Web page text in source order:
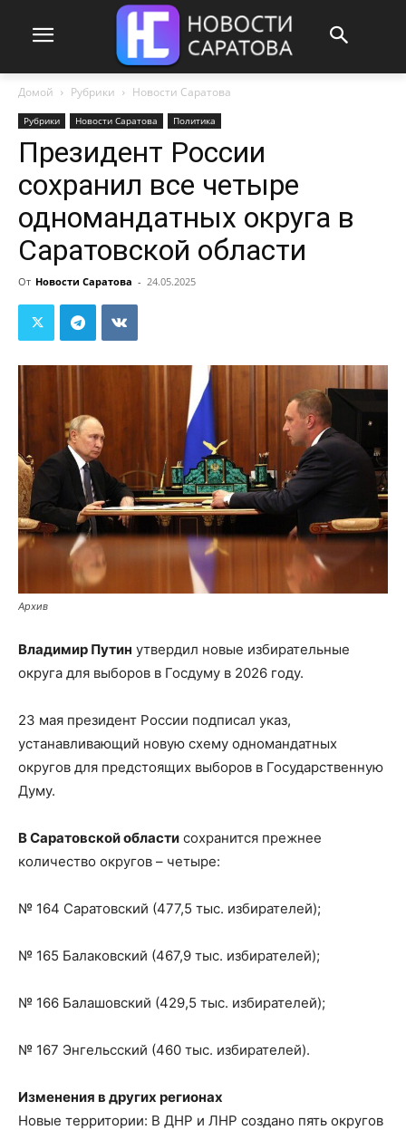
Домой Рубрики Новости Саратова
Рубрики Новости Саратова Политика
Президент России
сохранил все четыре
одномандатных округа в
Саратовской области
От Новости Саратова - 24.05.2025
Архив
Владимир Путин утвердил новые избирательные
округа для выборов в Госдуму в 2026 году.
23 мая президент России подписал указ,
устанавливающий новую схему одномандатных
округов для предстоящих выборов в Государственную
Думу.
В Саратовской области сохранится прежнее
количество округов – четыре:
№ 164 Саратовский (477,5 тыс. избирателей);
№ 165 Балаковский (467,9 тыс. избирателей);
№ 166 Балашовский (429,5 тыс. избирателей);
№ 167 Энгельсский (460 тыс. избирателей).
Изменения в других регионах
Новые территории: В ДНР и ЛНР создано пять округов